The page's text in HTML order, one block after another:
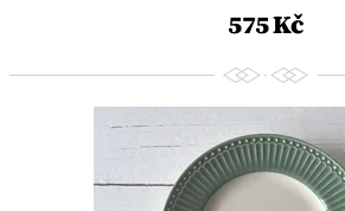
575 Kč